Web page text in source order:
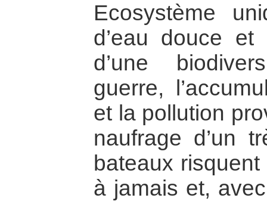
Ecosystème
d’eau douce et
d’une
guerre,
et la pollution
naufrage d’un
bateaux
à jamais et,